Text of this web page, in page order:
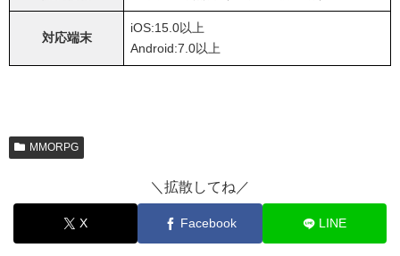
対応端末
iOS:15.0以上
Android:7.0以上
MMORPG
＼拡散してね／
X Facebook LINE